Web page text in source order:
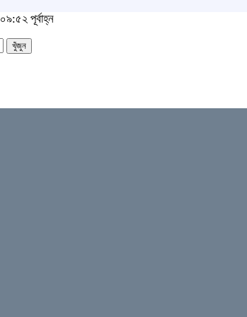
পূর্বাহ্ন
খুঁজুন